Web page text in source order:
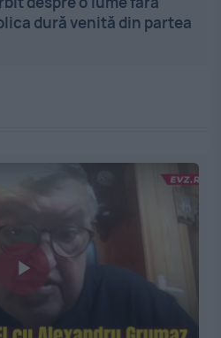
dură venită din partea